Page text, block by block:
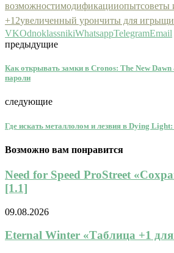
возможностимодификацииопытсоветы
+12увеличенный урончиты для игры
VKOdnoklassnikiWhatsappTelegramEmail
предыдущие
Как открывать замки в Cronos: The New
пароли
следующие
Где искать металлолом и лезвия в Dying
Возможно вам понравится
Need for Speed ProStreet
[1.1]
09.08.2026
Eternal Winter «Таблица +1